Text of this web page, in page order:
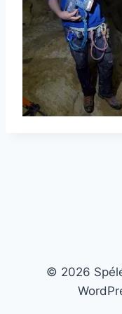
© 2026